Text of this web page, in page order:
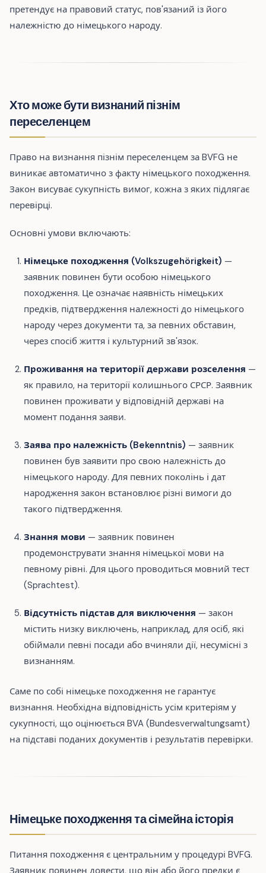
претендує на правовий статус, пов'язаний із його
належністю до німецького народу.
Хто може бути визнаний пізнім
переселенцем
Право на визнання пізнім переселенцем за BVFG не
виникає автоматично з факту німецького походження.
Закон висуває сукупність вимог, кожна з яких підлягає
перевірці.
Основні умови включають:
Німецьке походження (Volkszugehörigkeit) —
заявник повинен бути особою німецького
походження. Це означає наявність німецьких
предків, підтвердження належності до німецького
народу через документи та, за певних обставин,
через спосіб життя і культурний зв'язок.
Проживання на території держави розселення —
як правило, на території колишнього СРСР. Заявник
повинен проживати у відповідній державі на
момент подання заяви.
Заява про належність (Bekenntnis) — заявник
повинен був заявити про свою належність до
німецького народу. Для певних поколінь і дат
народження закон встановлює різні вимоги до
такого підтвердження.
Знання мови — заявник повинен
продемонструвати знання німецької мови на
певному рівні. Для цього проводиться мовний тест
(Sprachtest).
Відсутність підстав для виключення — закон
містить низку виключень, наприклад, для осіб, які
обіймали певні посади або вчиняли дії, несумісні з
визнанням.
Саме по собі німецьке походження не гарантує
визнання. Необхідна відповідність усім критеріям у
сукупності, що оцінюється BVA (Bundesverwaltungsamt)
на підставі поданих документів і результатів перевірки.
Німецьке походження та сімейна історія
Питання походження є центральним у процедурі BVFG.
Заявник повинен довести, що він або його предки є